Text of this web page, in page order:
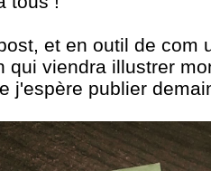
et en outil de com
qui viendra illustrer
j'espère publier